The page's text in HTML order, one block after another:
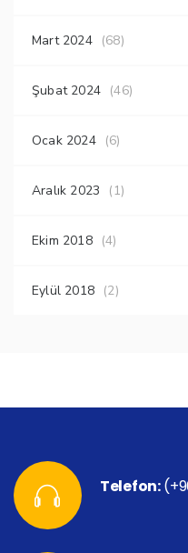
Mart 2024 (68)
Şubat 2024 (46)
Ocak 2024 (6)
Aralık 2023 (1)
Ekim 2018 (4)
Eylül 2018 (2)
Telefon: